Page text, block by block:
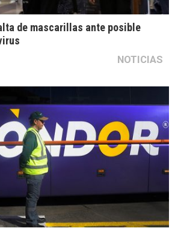
de mascarillas ante posible
NOTICIAS